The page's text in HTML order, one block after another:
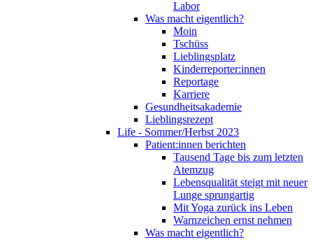
Labor
Was macht eigentlich?
Moin
Tschüss
Lieblingsplatz
Kinderreporter:innen
Reportage
Karriere
Gesundheitsakademie
Lieblingsrezept
Life - Sommer/Herbst 2023
Patient:innen berichten
Tausend Tage bis zum letzten
Atemzug
Lebensqualität steigt mit neuer
Lunge sprungartig
Mit Yoga zurück ins Leben
Warnzeichen ernst nehmen
Was macht eigentlich?